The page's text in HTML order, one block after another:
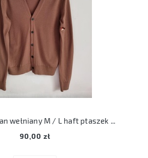
Uniqlo kardigan wełniany M / L haft ptaszek oversize merino
90,00 zł